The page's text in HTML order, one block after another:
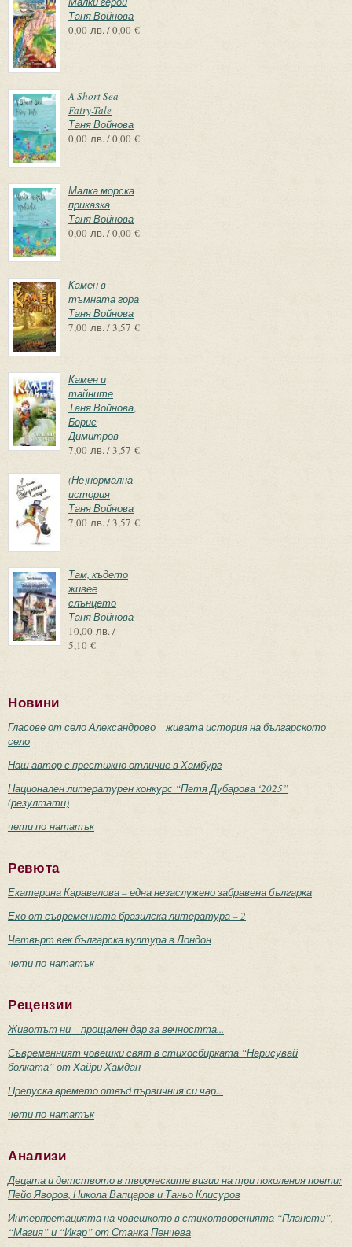
Таня Войнова
0,00 лв. / 0,00 €
A Short Sea
Fairy-Tale
Таня Войнова
0,00 лв. / 0,00 €
Малка морска
приказка
Таня Войнова
0,00 лв. / 0,00 €
Камен в
тъмната гора
Таня Войнова
7,00 лв. / 3,57 €
Камен и
тайните
Таня Войнова,
Борис
Димитров
7,00 лв. / 3,57 €
(Не)нормална
история
Таня Войнова
7,00 лв. / 3,57 €
Там, където
живее
слънцето
Таня Войнова
10,00 лв. /
5,10 €
Новини
Гласове от село Александрово – живата история на българското
село
Наш автор с престижно отличие в Хамбург
Национален литературен конкурс “Петя Дубарова ‘2025”
(резултати)
чети по-нататък
Ревюта
Екатерина Каравелова – една незаслужено забравена българка
Ехо от съвременната бразилска литература – 2
Четвърт век българска култура в Лондон
чети по-нататък
Рецензии
Животът ни – прощален дар за вечността...
Съвременният човешки свят в стихосбирката “Нарисувай
болката” от Хайри Хамдан
Препуска времето отвъд първичния си чар...
чети по-нататък
Анализи
Децата и детството в творческите визии на три поколения поети:
Пейо Яворов, Никола Вапцаров и Таньо Клисуров
Интерпретацията на човешкото в стихотворенията “Планети”,
“Магия” и “Икар” от Станка Пенчева